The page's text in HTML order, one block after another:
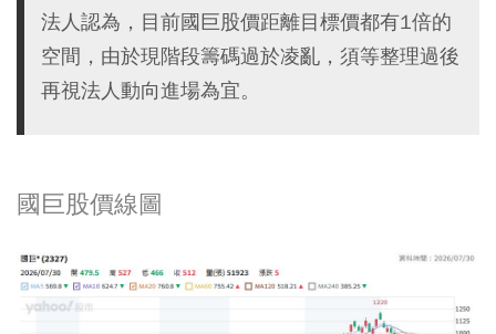
法人認為，目前國巨股價距離目標價都有1倍的
空間，由於現階段籌碼過於凌亂，須等整理過後
再視法人動向進場為宜。
國巨股價線圖